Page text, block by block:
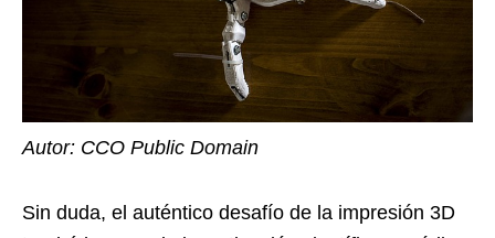
Autor: CCO Public Domain
Sin duda, el auténtico desafío de la impresión 3D